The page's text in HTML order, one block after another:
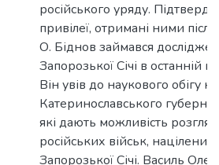
російського уряду.
привілеї, отримані ними після
О. Біднов займався
Запорозької Січі в останній
Він увів до наукового обігу
Катеринославського
які дають можливість
російських військ,
Запорозької Січі. Василь